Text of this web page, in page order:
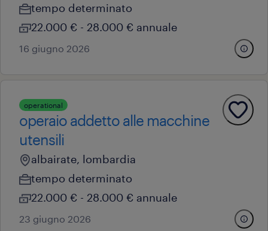
tempo determinato
22.000 € - 28.000 € annuale
16 giugno 2026
operational
operaio addetto alle macchine
utensili
albairate, lombardia
tempo determinato
22.000 € - 28.000 € annuale
23 giugno 2026